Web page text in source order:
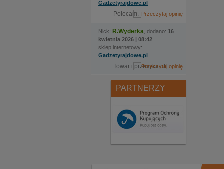
Gadzetyrajdowe.pl
Polecam.
Nick: R.Wyderka , dodano: 16
kwietnia 2026 | 08:42
sklep internetowy:
Gadzetyrajdowe.pl
Towar i przesyka ok
PARTNERZY